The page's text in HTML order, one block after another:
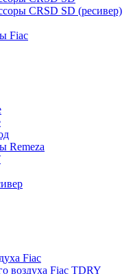
CRSD SD (ресивер)
Fiac
Remeza
Fiac
воздуха Fiac TDRY